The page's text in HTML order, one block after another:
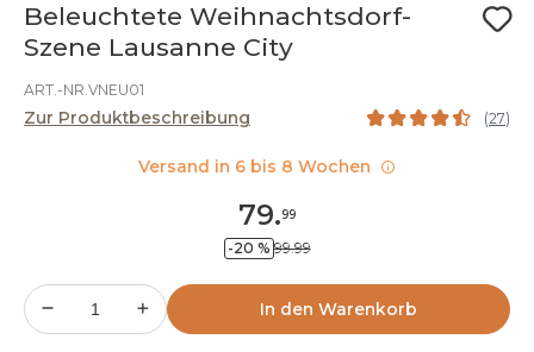
Beleuchtete Weihnachtsdorf-
Szene Lausanne City
ART.-NR.VNEU01
Zur Produktbeschreibung (27)
79.99
-20 % 99.99
In den Warenkorb